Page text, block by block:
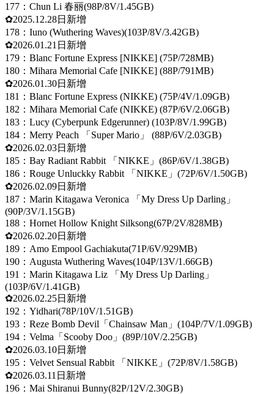
177：Chun Li 春丽(98P/8V/1.45GB)
✿2025.12.28日新增
178：Iuno (Wuthering Waves)(103P/8V/3.42GB)
✿2026.01.21日新增
179：Blanc Fortune Express [NIKKE] (75P/728MB)
180：Mihara Memorial Cafe [NIKKE] (88P/791MB)
✿2026.01.30日新增
181：Blanc Fortune Express (NIKKE) (75P/4V/1.09GB)
182：Mihara Memorial Cafe (NIKKE) (87P/6V/2.06GB)
183：Lucy (Cyberpunk Edgerunner) (103P/8V/1.99GB)
184：Merry Peach 「Super Mario」 (88P/6V/2.03GB)
✿2026.02.03日新增
185：Bay Radiant Rabbit 「NIKKE」(86P/6V/1.38GB)
186：Rouge Unluckky Rabbit 「NIKKE」(72P/6V/1.50GB)
✿2026.02.09日新增
187：Marin Kitagawa Veronica 「My Dress Up Darling」
(90P/3V/1.15GB)
188：Hornet Hollow Knight Silksong(67P/2V/828MB)
✿2026.02.20日新增
189：Amo Empool Gachiakuta(71P/6V/929MB)
190：Augusta Wuthering Waves(104P/13V/1.66GB)
191：Marin Kitagawa Liz 「My Dress Up Darling」
(103P/6V/1.41GB)
✿2026.02.25日新增
192：Yidhari(78P/10V/1.51GB)
193：Reze Bomb Devil「Chainsaw Man」(104P/7V/1.09GB)
194：Velma「Scooby Doo」(89P/10V/2.25GB)
✿2026.03.10日新增
195：Velvet Sensual Rabbit 「NIKKE」(72P/8V/1.58GB)
✿2026.03.11日新增
196：Mai Shiranui Bunny(82P/12V/2.30GB)